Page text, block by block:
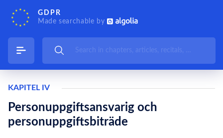
GDPR
Made searchable by
KAPITEL IV
Personuppgiftsansvarig och
personuppgiftsbiträde